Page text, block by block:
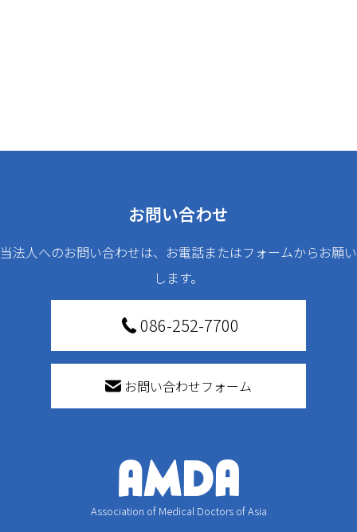
お問い合わせ
当法人へのお問い合わせは、お電話またはフォームからお願い
します。
086-252-7700
お問い合わせフォーム
Association of Medical Doctors of Asia